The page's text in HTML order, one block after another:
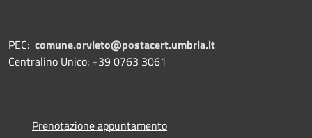
PEC: comune.orvieto@postacert.umbria.it
Centralino Unico: +39 0763 3061
Prenotazione appuntamento